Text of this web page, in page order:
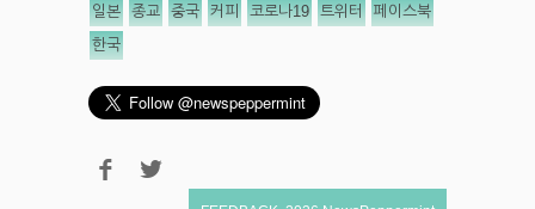
일본 종교 중국 커피 코로나19 트위터 페이스북
한국